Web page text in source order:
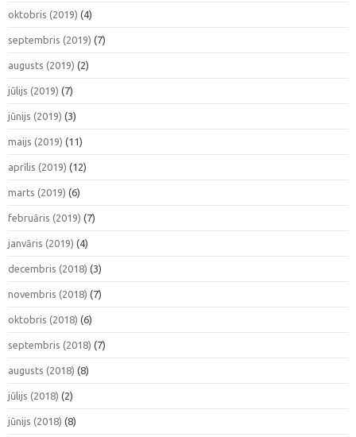
oktobris (2019) (4)
septembris (2019) (7)
augusts (2019) (2)
jūlijs (2019) (7)
jūnijs (2019) (3)
maijs (2019) (11)
aprīlis (2019) (12)
marts (2019) (6)
februāris (2019) (7)
janvāris (2019) (4)
decembris (2018) (3)
novembris (2018) (7)
oktobris (2018) (6)
septembris (2018) (7)
augusts (2018) (8)
jūlijs (2018) (2)
jūnijs (2018) (8)